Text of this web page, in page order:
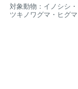
対象動物：イノシシ・
ツキノワグマ・ヒグマ